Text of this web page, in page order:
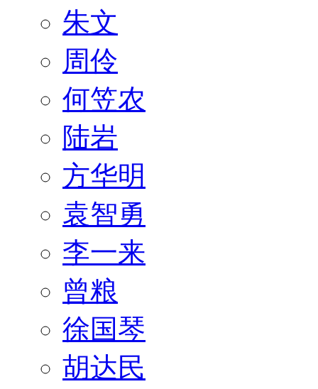
朱文
周伶
何笠农
陆岩
方华明
袁智勇
李一来
曾粮
徐国琴
胡达民